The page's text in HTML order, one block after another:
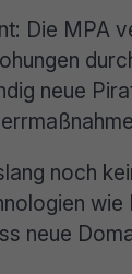
Die MPA
neue
noch
neue